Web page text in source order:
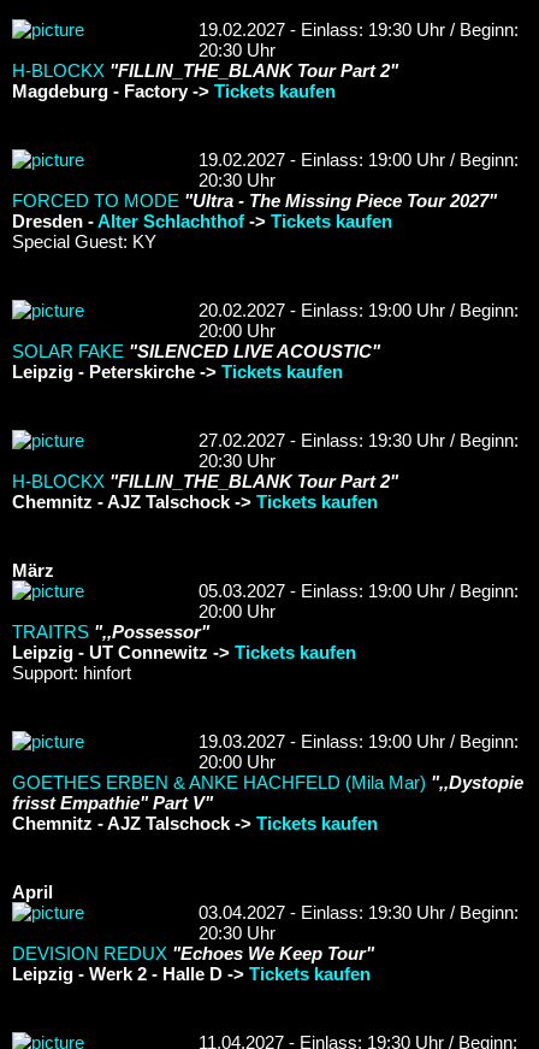
19.02.2027 - Einlass: 19:30 Uhr / Beginn:
20:30 Uhr
H-BLOCKX "FILLIN_THE_BLANK Tour Part 2"
Magdeburg - Factory -> Tickets kaufen
19.02.2027 - Einlass: 19:00 Uhr / Beginn:
20:30 Uhr
FORCED TO MODE "Ultra - The Missing Piece Tour 2027"
Dresden -Alter Schlachthof -> Tickets kaufen
Special Guest: KY
20.02.2027 - Einlass: 19:00 Uhr / Beginn:
20:00 Uhr
SOLAR FAKE "SILENCED LIVE ACOUSTIC"
Leipzig - Peterskirche -> Tickets kaufen
27.02.2027 - Einlass: 19:30 Uhr / Beginn:
20:30 Uhr
H-BLOCKX "FILLIN_THE_BLANK Tour Part 2"
Chemnitz - AJZ Talschock -> Tickets kaufen
März
05.03.2027 - Einlass: 19:00 Uhr / Beginn:
20:00 Uhr
TRAITRS ",,Possessor"
Leipzig - UT Connewitz -> Tickets kaufen
Support: hinfort
19.03.2027 - Einlass: 19:00 Uhr / Beginn:
20:00 Uhr
GOETHES ERBEN & ANKE HACHFELD (Mila Mar) ",,Dystopie
frisst Empathie" Part V"
Chemnitz - AJZ Talschock -> Tickets kaufen
April
03.04.2027 - Einlass: 19:30 Uhr / Beginn:
20:30 Uhr
DEVISION REDUX "Echoes We Keep Tour"
Leipzig - Werk 2 - Halle D -> Tickets kaufen
11.04.2027 - Einlass: 19:30 Uhr / Beginn: